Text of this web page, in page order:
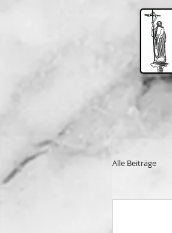
Alle Beiträge